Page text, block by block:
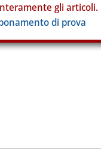
gli articoli.
di prova